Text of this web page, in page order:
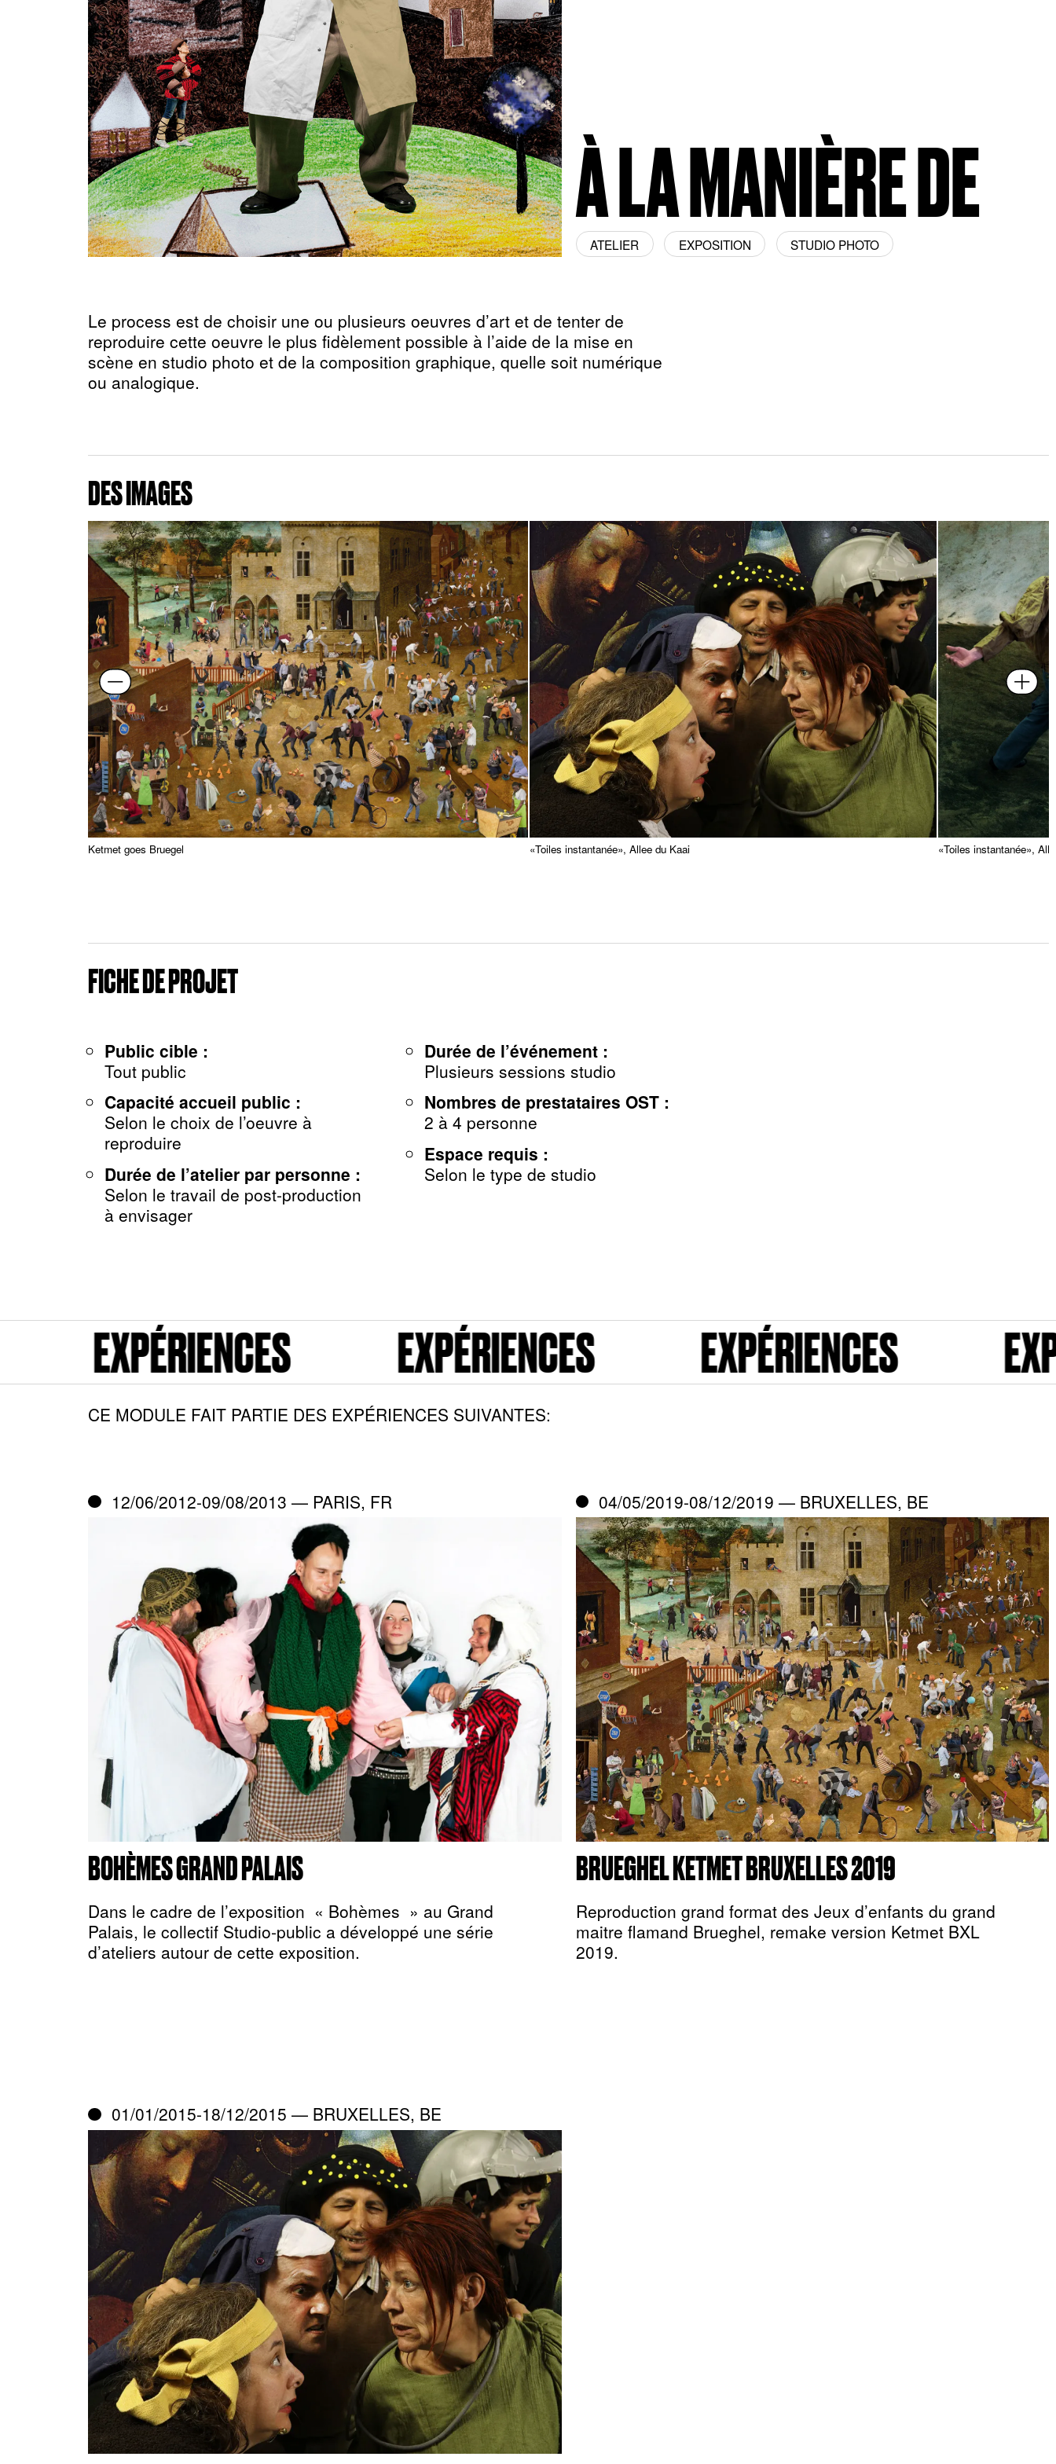
À LA MANIÈRE DE
ATELIER EXPOSITION STUDIO PHOTO
Le process est de choisir une ou plusieurs oeuvres d’art et de tenter de
reproduire cette oeuvre le plus fidèlement possible à l’aide de la mise en
scène en studio photo et de la composition graphique, quelle soit numérique
ou analogique.
DES IMAGES
Ketmet goes Bruegel «Toiles instantanée», Allee du Kaai «Toiles instantanée»,
FICHE DE PROJET
Public cible :
Tout public
Capacité accueil public :
Selon le choix de l’oeuvre à
reproduire
Durée de l’atelier par personne :
Selon le travail de post-production
à envisager
Durée de l’événement :
Plusieurs sessions studio
Nombres de prestataires OST :
2 à 4 personne
Espace requis :
Selon le type de studio
EXPÉRIENCES EXPÉRIENCES EXPÉRIENCES
CE MODULE FAIT PARTIE DES EXPÉRIENCES SUIVANTES:
12/06/2012-09/08/2013 — PARIS, FR
BOHÈMES GRAND PALAIS
Dans le cadre de l’exposition « Bohèmes » au Grand
Palais, le collectif Studio-public a développé une série
d’ateliers autour de cette exposition.
04/05/2019-08/12/2019 — BRUXELLES, BE
BRUEGHEL KETMET BRUXELLES 2019
Reproduction grand format des Jeux d’enfants du grand
maitre flamand Brueghel, remake version Ketmet BXL
2019.
01/01/2015-18/12/2015 — BRUXELLES, BE